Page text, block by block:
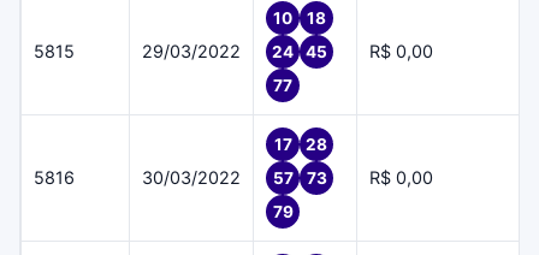
5815 29/03/2022
10
18
24
45
77
R$ 0,00
5816 30/03/2022
17
28
57
73
79
R$ 0,00